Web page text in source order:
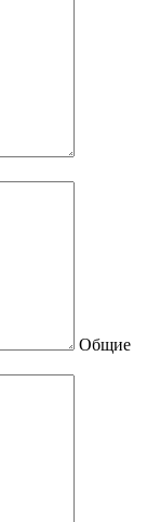
Общие